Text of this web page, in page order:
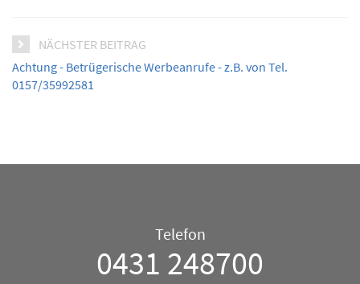
NÄCHSTER BEITRAG
Achtung - Betrügerische Werbeanrufe - z.B. von Tel.
0157/35992581
Telefon
0431 248700